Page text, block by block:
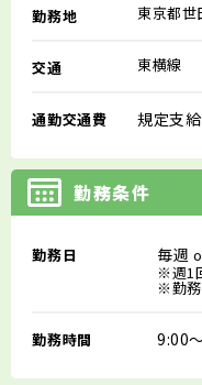
勤務地 東京都世
交通 東横線
通勤交通費 規定支給
勤務条件
勤務日 毎週
※週1
※勤務
勤務時間 9:00